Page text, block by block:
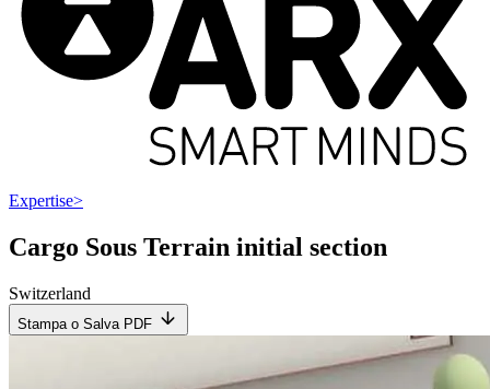
Expertise>
Cargo Sous Terrain initial section
Switzerland
Stampa o Salva PDF